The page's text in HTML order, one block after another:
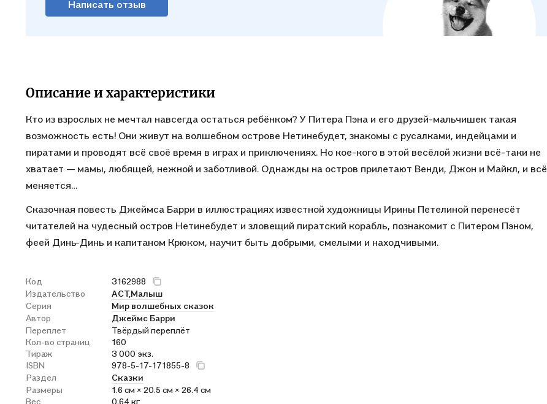
Написать отзыв
Описание и характеристики
Кто из взрослых не мечтал навсегда остаться ребёнком? У Питера Пэна и его друзей-мальчишек такая
возможность есть! Они живут на волшебном острове Нетинебудет, знакомы с русалками, индейцами и
пиратами и проводят всё своё время в играх и приключениях. Но кое-кого в этой весёлой жизни всё-таки не
хватает — мамы, любящей, нежной и заботливой. Однажды на остров прилетают Венди, Джон и Майкл, и всё
меняется…
Сказочная повесть Джеймса Барри в иллюстрациях известной художницы Ирины Петелиной перенесёт
читателей на чудесный остров Нетинебудет и зловещий пиратский корабль, познакомит с Питером Пэном,
феей Динь-Динь и капитаном Крюком, научит быть добрыми, смелыми и находчивыми.
Код
3162988
Издательство
АСТ,Малыш
Серия
Мир волшебных сказок
Автор
Джеймс Барри
Переплет
Твёрдый переплёт
Кол-во страниц
160
Тираж
3 000 экз.
ISBN
978-5-17-171855-8
Раздел
Сказки
Размеры
1.6 см × 20.5 см × 26.4 см
Вес
0.64 кг